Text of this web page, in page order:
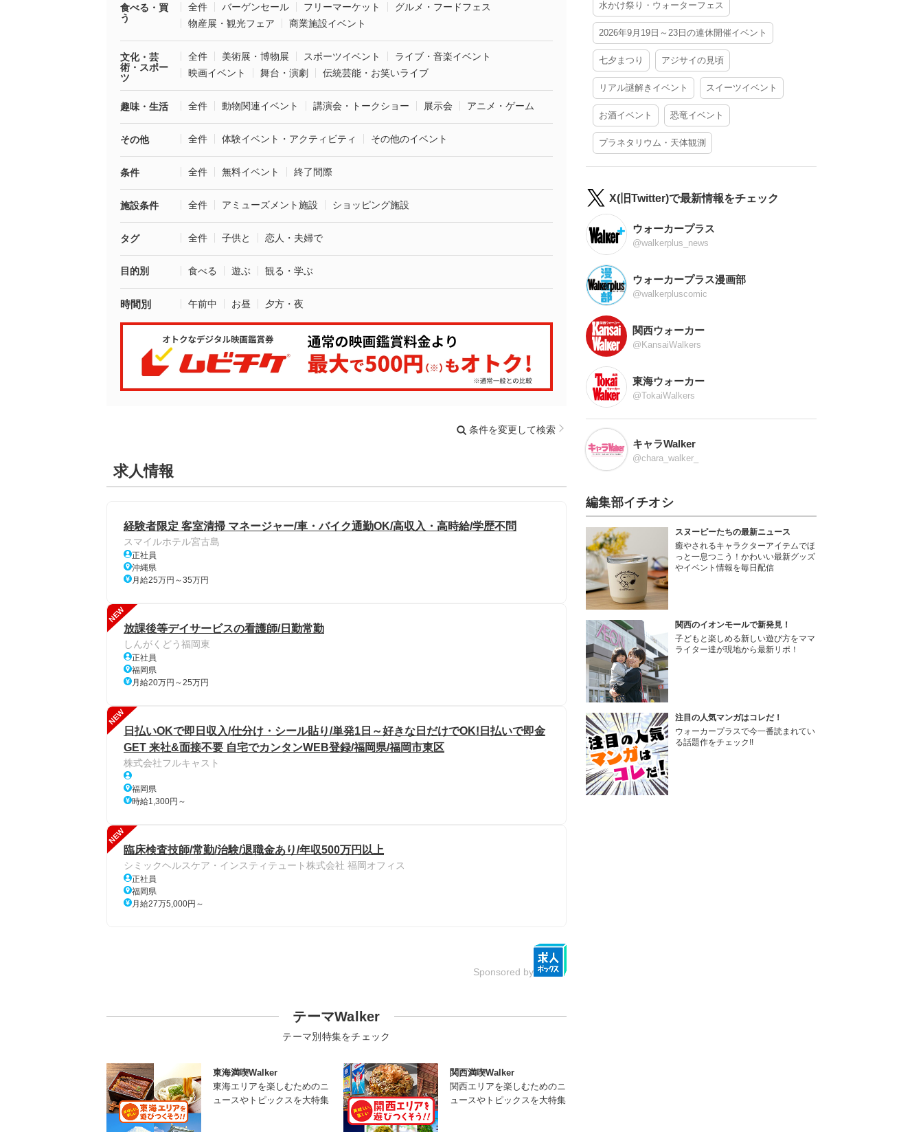
食べる・買
う
全件 バーゲンセール フリーマーケット
グルメ・フードフェス
物産展・観光フェア
商業施設イベント
文化・芸
術・スポー
ツ
全件 美術展・博物展 スポーツイベント
ライブ・音楽イベント
映画イベント
舞台・演劇 伝統芸能・お笑いライブ
趣味・生活 全件 動物関連イベント 講演会・トークショー 展示会 アニメ・ゲーム
その他 全件 体験イベント・アクティビティ その他のイベント
条件 全件 無料イベント 終了間際
施設条件 全件 アミューズメント施設 ショッピング施設
タグ 全件 子供と 恋人・夫婦で
目的別 食べる 遊ぶ 観る・学ぶ
時間別 午前中 お昼 夕方・夜
条件を変更して検索
求人情報
経験者限定 客室清掃 マネージャー/車・バイク通勤OK/高収入・高時給/学歴不問
スマイルホテル宮古島
正社員
沖縄県
月給25万円～35万円
NEW
放課後等デイサービスの看護師/日勤常勤
しんがくどう福岡東
正社員
福岡県
月給20万円～25万円
NEW
日払いOKで即日収入/仕分け・シール貼り/単発1日～好きな日だけでOK!日払いで即金
GET 来社&面接不要 自宅でカンタンWEB登録/福岡県/福岡市東区
株式会社フルキャスト
福岡県
時給1,300円～
NEW
臨床検査技師/常勤/治験/退職金あり/年収500万円以上
シミックヘルスケア・インスティテュート株式会社 福岡オフィス
正社員
福岡県
月給27万5,000円～
Sponsored by
テーマWalker
テーマ別特集をチェック
東海満喫Walker
東海エリアを楽しむためのニ
ュースやトピックスを大特集
関西満喫Walker
関西エリアを楽しむためのニ
ュースやトピックスを大特集
水かけ祭り・ウォーターフェス
2026年9月19日～23日の連休開催イベント
七夕まつり アジサイの見頃
リアル謎解きイベント スイーツイベント
お酒イベント 恐竜イベント
プラネタリウム・天体観測
X(旧Twitter)で最新情報をチェック
ウォーカープラス
@walkerplus_news
ウォーカープラス漫画部
@walkerpluscomic
関西ウォーカー
@KansaiWalkers
東海ウォーカー
@TokaiWalkers
キャラWalker
@chara_walker_
編集部イチオシ
スヌーピーたちの最新ニュース
癒やされるキャラクターアイテムでほ
っと一息つこう！かわいい最新グッズ
やイベント情報を毎日配信
関西のイオンモールで新発見！
子どもと楽しめる新しい遊び方をママ
ライター達が現地から最新リポ！
注目の人気マンガはコレだ！
ウォーカープラスで今一番読まれてい
る話題作をチェック!!